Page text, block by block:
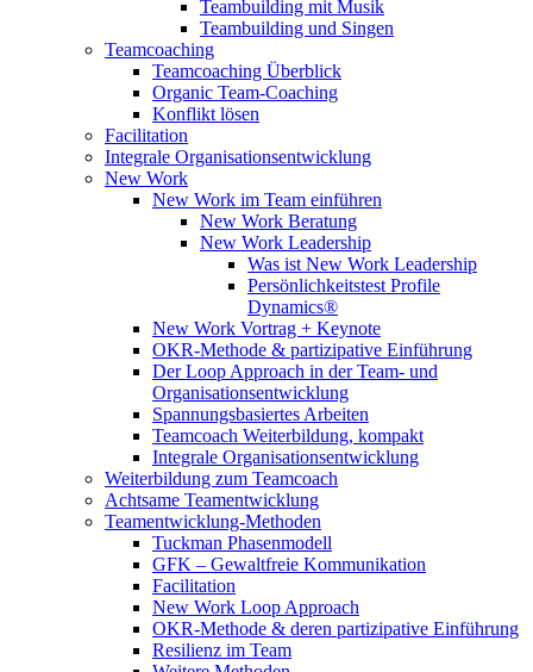
Teambuilding mit Musik
Teambuilding und Singen
Teamcoaching
Teamcoaching Überblick
Organic Team-Coaching
Konflikt lösen
Facilitation
Integrale Organisationsentwicklung
New Work
New Work im Team einführen
New Work Beratung
New Work Leadership
Was ist New Work Leadership
Persönlichkeitstest Profile
Dynamics®
New Work Vortrag + Keynote
OKR-Methode & partizipative Einführung
Der Loop Approach in der Team- und
Organisationsentwicklung
Spannungsbasiertes Arbeiten
Teamcoach Weiterbildung, kompakt
Integrale Organisationsentwicklung
Weiterbildung zum Teamcoach
Achtsame Teamentwicklung
Teamentwicklung-Methoden
Tuckman Phasenmodell
GFK – Gewaltfreie Kommunikation
Facilitation
New Work Loop Approach
OKR-Methode & deren partizipative Einführung
Resilienz im Team